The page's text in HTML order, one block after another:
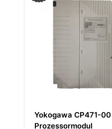
Yokogawa
Bus Interface